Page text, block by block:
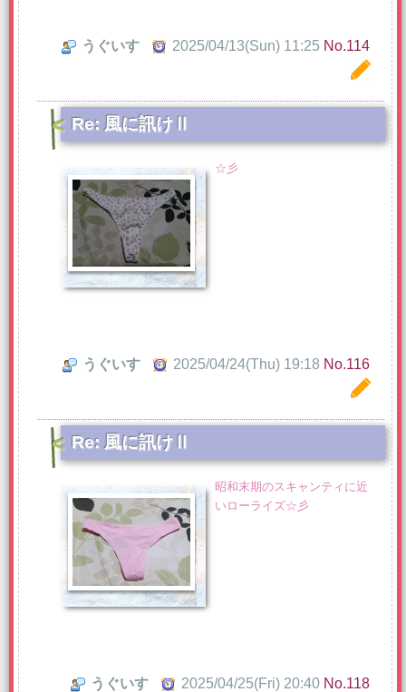
うぐいす 2025/04/13(Sun) 11:25 No.114
Re: 風に訊けⅡ
☆彡
うぐいす 2025/04/24(Thu) 19:18 No.116
Re: 風に訊けⅡ
昭和末期のスキャンティに近
いローライズ☆彡
うぐいす 2025/04/25(Fri) 20:40 No.118